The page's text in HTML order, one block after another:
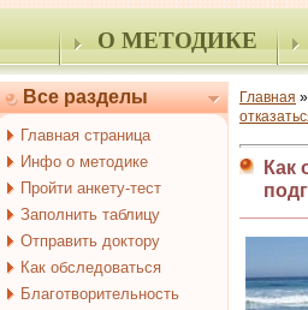
О МЕТОДИКЕ
Все разделы
Главная страница
Инфо о методике
Пройти анкету-тест
Заполнить таблицу
Отправить доктору
Как обследоваться
Благотворительность
Главная »
Как